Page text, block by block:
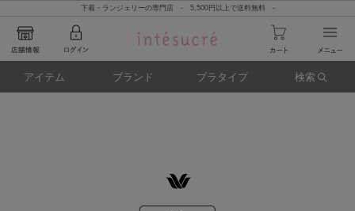
下着・ランジェリーの専門店 - 5,500円以上で送料無料 -
アイテム ブランド ブラタイプ 検索